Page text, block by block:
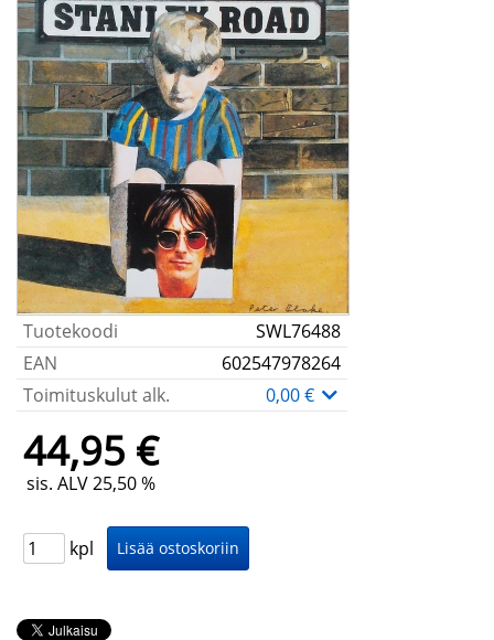
Tuotekoodi
SWL76488
EAN
602547978264
Toimituskulut alk.
0,00 €
44,95 €
sis. ALV 25,50 %
kpl